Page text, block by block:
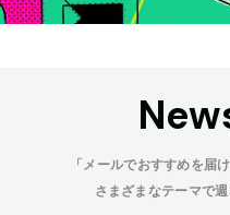
「メールでおすすめを届
さまざまなテーマで